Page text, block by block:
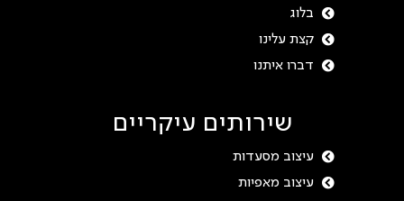
בלוג
קצת עלינו
דברו איתנו
שירותים עיקריים
עיצוב מסעדות
עיצוב מאפיות